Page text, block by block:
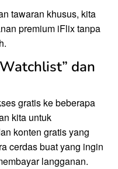
tawaran khusus, kita
premium iFlix tanpa
dan
gratis ke beberapa
kita untuk
konten gratis yang
cerdas buat yang ingin
langganan.